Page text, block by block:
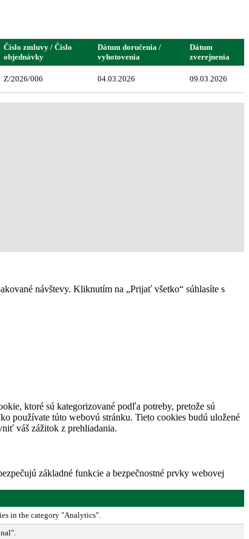
Číslo zmluvy / Číslo
objednávky
Dátum doručenia /
vyhotovenia
Dátum
zverejnenia
Z/2026/006 04.03.2026 09.03.2026
návštevy. Kliknutím na „Prijať všetko“ súhlasíte s
ktoré sú kategorizované podľa potreby, pretože sú
používate túto webovú stránku. Tieto cookies budú uložené
váš zážitok z prehliadania.
základné funkcie a bezpečnostné prvky webovej
in the category "Analytics".